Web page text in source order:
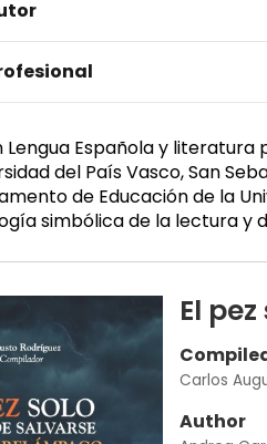
Española y literatura
del País Vasco, San
de Educación de la
simbólica de la lectura y
El
Carlos
Author